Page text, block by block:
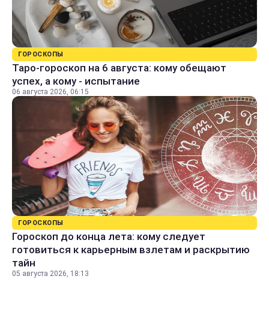
ГОРОСКОПЫ
Таро-гороскоп на 6 августа: кому обещают
успех, а кому - испытание
06 августа 2026, 06:15
ГОРОСКОПЫ
Гороскоп до конца лета: кому следует
готовиться к карьерным взлетам и раскрытию
тайн
05 августа 2026, 18:13